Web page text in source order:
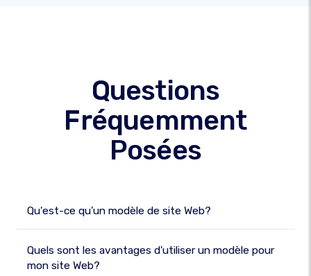
Questions
Fréquemment
Posées
Qu'est-ce qu'un modèle de site Web?
Quels sont les avantages d'utiliser un modèle pour
mon site Web?